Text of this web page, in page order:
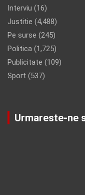
Interviu (16)
Justitie (4,488)
Pe surse (245)
Politica (1,725)
Publicitate (109)
Sport (537)
Urmareste-ne